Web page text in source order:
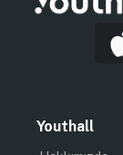
Youthall